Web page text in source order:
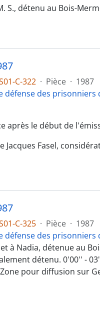
S., détenu au Bois-
C-322 · Pièce · 1987
défense des prisonniers
après le début de
Jacques Fasel,
C-325 · Pièce · 1987
défense des prisonniers
à Nadia, détenue au
détenu. 0'00'' -
pour diffusion sur